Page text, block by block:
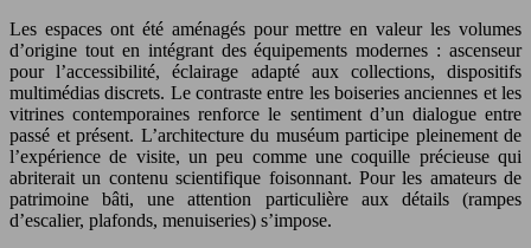
Les espaces ont été aménagés pour mettre en valeur les volumes
d’origine tout en intégrant des équipements modernes : ascenseur
pour l’accessibilité, éclairage adapté aux collections, dispositifs
multimédias discrets. Le contraste entre les boiseries anciennes et les
vitrines contemporaines renforce le sentiment d’un dialogue entre
passé et présent. L’architecture du muséum participe pleinement de
l’expérience de visite, un peu comme une coquille précieuse qui
abriterait un contenu scientifique foisonnant. Pour les amateurs de
patrimoine bâti, une attention particulière aux détails (rampes
d’escalier, plafonds, menuiseries) s’impose.